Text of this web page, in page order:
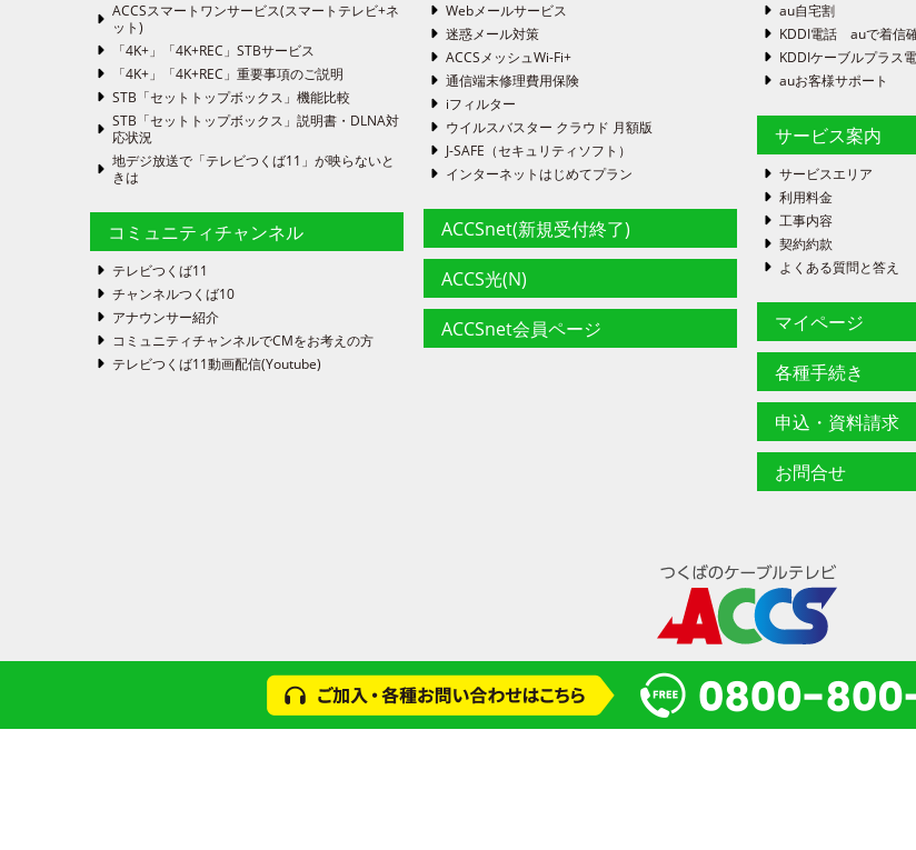
ACCSスマートワンサービス(スマートテレビ+ネ
ット)
「4K+」「4K+REC」STBサービス
「4K+」「4K+REC」重要事項のご説明
STB「セットトップボックス」機能比較
STB「セットトップボックス」説明書・DLNA対
応状況
地デジ放送で「テレビつくば11」が映らないと
きは
コミュニティチャンネル
テレビつくば11
チャンネルつくば10
アナウンサー紹介
コミュニティチャンネルでCMをお考えの方
テレビつくば11動画配信(Youtube)
Webメールサービス
迷惑メール対策
ACCSメッシュWi-Fi+
通信端末修理費用保険
iフィルター
ウイルスバスター クラウド 月額版
J-SAFE（セキュリティソフト）
インターネットはじめてプラン
ACCSnet(新規受付終了)
ACCS光(N)
ACCSnet会員ページ
au自宅割
KDDI電話 auで着信
KDDIケーブルプラス
auお客様サポート
サービス案内
サービスエリア
利用料金
工事内容
契約約款
よくある質問と答え
マイページ
各種手続き
申込・資料請求
お問合せ
© 2024 一般財団法人 研究学園都市コミュニティケーブルサービ